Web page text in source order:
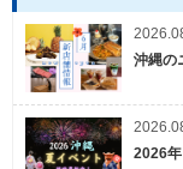
沖縄の
2026年